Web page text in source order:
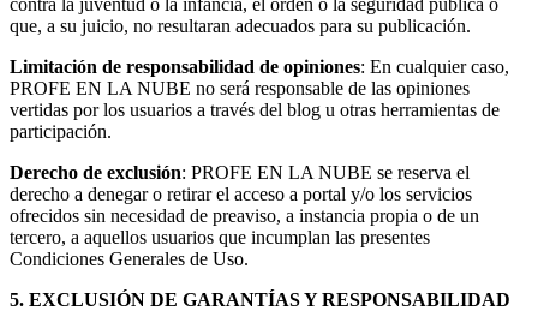
contra la juventud o la infancia, el orden o la seguridad pública o
que, a su juicio, no resultaran adecuados para su publicación.
Limitación de responsabilidad de opiniones: En cualquier caso,
PROFE EN LA NUBE no será responsable de las opiniones
vertidas por los usuarios a través del blog u otras herramientas de
participación.
Derecho de exclusión: PROFE EN LA NUBE se reserva el
derecho a denegar o retirar el acceso a portal y/o los servicios
ofrecidos sin necesidad de preaviso, a instancia propia o de un
tercero, a aquellos usuarios que incumplan las presentes
Condiciones Generales de Uso.
5. EXCLUSIÓN DE GARANTÍAS Y RESPONSABILIDAD